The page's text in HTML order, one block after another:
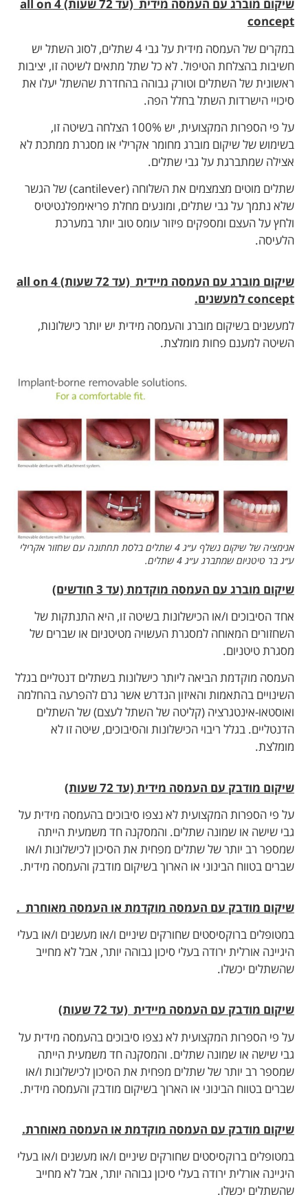
שיקום מוברג עם העמסה מידית (עד 72 שעות) all on 4
concept
במקרים של העמסה מידית על גבי 4 שתלים, לסוג השתל יש
חשיבות בהצלחת הטיפול. לא כל שתל מתאים לשיטה זו, יציבות
ראשונית של השתלים וטורק גבוהה בהחדרת שהשתל יעלו את
סיכויי הישרדות השתל בחלל הפה.
על פי הספרות המקצועית, יש 100% הצלחה בשיטה זו,
בשימוש של שיקום מוברג מחומר אקרילי או מסגרת ממתכת לא
אצילה שמתברגת על גבי שתלים.
שתלים מוטים מצמצמים את השלוחה (cantilever) של הגשר
שלא נתמך על גבי שתלים, ומונעים מחלת פריאימפלנטיטיס
ולחץ על העצם ומספקים פיזור עומס טוב יותר במערכת
הלעיסה.
שיקום מוברג עם העמסה מיידית (עד 72 שעות) all on 4
concept למעשנים.
למעשנים בשיקום מוברג והעמסה מידית יש יותר כישלונות,
השיטה למענם פחות מומלצת.
אנימציה של שיקום נשלף ע״ג 4 שתלים בלסת תחתונה עם שחזור אקרילי
ע״ג בר טיטניום שמתברג ע״ג 4 שתלים.
שיקום מוברג עם העמסה מוקדמת (עד 3 חודשים)
אחד הסיבוכים ו/או הכישלונות בשיטה זו, היא התנתקות של
השחזורים המאוחה למסגרת העשויה מטיטניום או שברים של
מסגרת טיטניום.
העמסה מוקדמת הביאה ליותר כישלונות בשתלים דנטליים בגלל
השינויים בהתאמות והאיזון הנדרש אשר גרם להפרעה בהחלמה
ואוסטאו-אינטגרציה (קליטה של השתל לעצם) של השתלים
הדנטליים. בגלל ריבוי הכישלונות והסיבוכים, שיטה זו לא
מומלצת.
שיקום מודבק עם העמסה מידית (עד 72 שעות)
על פי הספרות המקצועית לא נצפו סיבוכים בהעמסה מידית על
גבי שישה או שמונה שתלים. והמסקנה חד משמעית הייתה
שמספר רב יותר של שתלים מפחית את הסיכון לכישלונות ו/או
שברים בטווח הבינוני או הארוך בשיקום מודבק והעמסה מידית.
שיקום מודבק עם העמסה מוקדמת או העמסה מאוחרת .
במטופלים ברוקסיסטים שחורקים שיניים ו/או מעשנים ו/או בעלי
היגיינה אורלית ירודה בעלי סיכון גבוהה יותר, אבל לא מחייב
שהשתלים יכשלו.
שיקום מודבק עם העמסה מיידית (עד 72 שעות)
על פי הספרות המקצועית לא נצפו סיבוכים בהעמסה מידית על
גבי שישה או שמונה שתלים. והמסקנה חד משמעית הייתה
שמספר רב יותר של שתלים מפחית את הסיכון לכישלונות ו/או
שברים בטווח הבינוני או הארוך בשיקום מודבק והעמסה מידית.
שיקום מודבק עם העמסה מוקדמת או העמסה מאוחרת.
במטופלים ברוקסיסטים שחורקים שיניים ו/או מעשנים ו/או בעלי
היגיינה אורלית ירודה בעלי סיכון גבוהה יותר, אבל לא מחייב
שהשתלים יכשלו.